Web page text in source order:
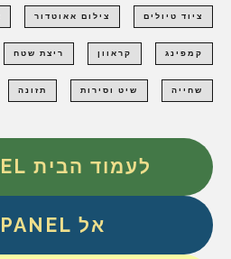
ציוד טיולים צילום אאוטדור
קמפינג קראוון ריצת שטח
שחייה שיט וסירות תזונה
לעמוד הבית OUTPANEL
אל RUNPANEL